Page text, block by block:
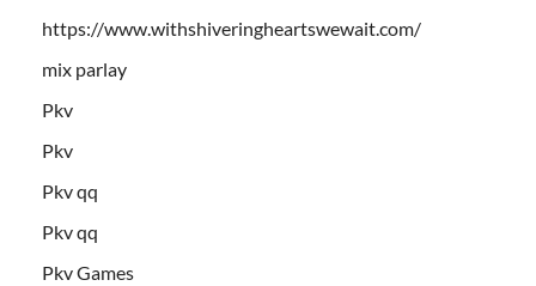
https://www.withshiveringheartswewait.com/
mix parlay
Pkv
Pkv
Pkv qq
Pkv qq
Pkv Games